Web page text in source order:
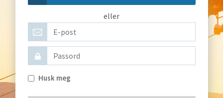
eller
Husk meg